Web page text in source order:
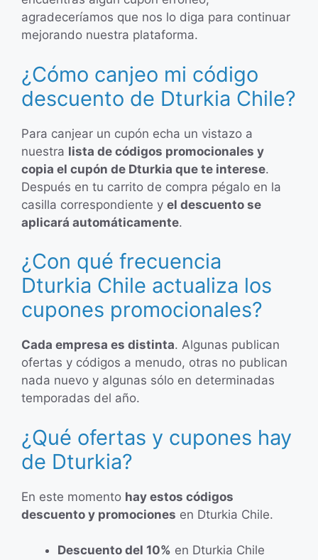
agradeceríamos que nos lo diga para continuar
mejorando nuestra plataforma.
¿Cómo canjeo mi código
descuento de Dturkia Chile?
Para canjear un cupón echa un vistazo a
nuestra lista de códigos promocionales y
copia el cupón de Dturkia que te interese.
Después en tu carrito de compra pégalo en la
casilla correspondiente y el descuento se
aplicará automáticamente.
¿Con qué frecuencia
Dturkia Chile actualiza los
cupones promocionales?
Cada empresa es distinta. Algunas publican
ofertas y códigos a menudo, otras no publican
nada nuevo y algunas sólo en determinadas
temporadas del año.
¿Qué ofertas y cupones hay
de Dturkia?
En este momento hay estos códigos
descuento y promociones en Dturkia Chile.
Descuento del 10% en Dturkia Chile